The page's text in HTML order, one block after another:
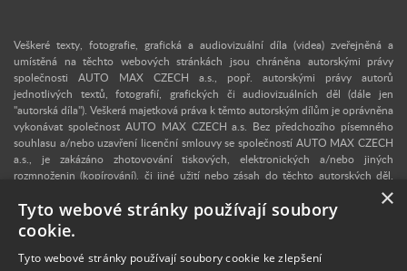
Veškeré texty, fotografie, grafická a audiovizuální díla (videa) zveřejněná a
umístěná na těchto webových stránkách jsou chráněna autorskými právy
společnosti AUTO MAX CZECH a.s., popř. autorskými právy autorů
jednotlivých textů, fotografií, grafických či audiovizuálních děl (dále jen
"autorská díla"). Veškerá majetková práva k těmto autorským dílům je oprávněna
vykonávat společnost AUTO MAX CZECH a.s. Bez předchozího písemného
souhlasu a/nebo uzavření licenční smlouvy se společností AUTO MAX CZECH
a.s., je zakázáno zhotovování tiskových, elektronických a/nebo jiných
rozmnoženin (kopírování), či jiné užití nebo zásah do těchto autorských děl.
Upozorňujeme, že v případě neoprávněného užití autorského díla se lze
domáhat dle § 40 zákona č. 121/2000 Sb., autorského zákona, vydání
dvojnásobku běžné licenční odměny, a v konkrétním případě se může jednat i o
trestný čin dle § 270 zákona č. 40/2009 Sb., trestního zákoníku. V případě
zájmu o užití některého z autorských děl zveřejněných na těchto webových
×
Tyto webové stránky používají soubory
cookie.
Tyto webové stránky používají soubory cookie ke zlepšení